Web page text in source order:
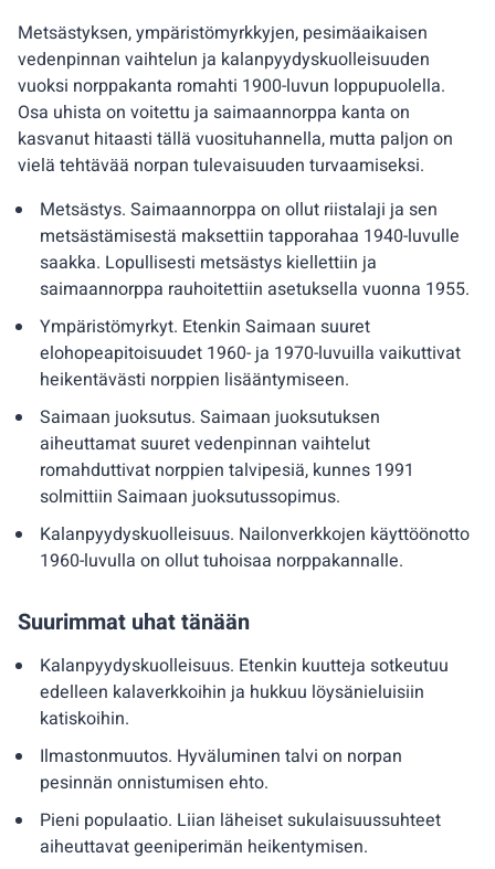
Metsästyksen, ympäristömyrkkyjen, pesimäaikaisen
vedenpinnan vaihtelun ja kalanpyydyskuolleisuuden
vuoksi norppakanta romahti 1900-luvun loppupuolella.
Osa uhista on voitettu ja saimaannorppa kanta on
kasvanut hitaasti tällä vuosituhannella, mutta paljon on
vielä tehtävää norpan tulevaisuuden turvaamiseksi.
Metsästys. Saimaannorppa on ollut riistalaji ja sen
metsästämisestä maksettiin tapporahaa 1940-luvulle
saakka. Lopullisesti metsästys kiellettiin ja
saimaannorppa rauhoitettiin asetuksella vuonna 1955.
Ympäristömyrkyt. Etenkin Saimaan suuret
elohopeapitoisuudet 1960- ja 1970-luvuilla vaikuttivat
heikentävästi norppien lisääntymiseen.
Saimaan juoksutus. Saimaan juoksutuksen
aiheuttamat suuret vedenpinnan vaihtelut
romahduttivat norppien talvipesiä, kunnes 1991
solmittiin Saimaan juoksutussopimus.
Kalanpyydyskuolleisuus. Nailonverkkojen käyttöönotto
1960-luvulla on ollut tuhoisaa norppakannalle.
Suurimmat uhat tänään
Kalanpyydyskuolleisuus. Etenkin kuutteja sotkeutuu
edelleen kalaverkkoihin ja hukkuu löysänieluisiin
katiskoihin.
Ilmastonmuutos. Hyväluminen talvi on norpan
pesinnän onnistumisen ehto.
Pieni populaatio. Liian läheiset sukulaisuussuhteet
aiheuttavat geeniperimän heikentymisen.